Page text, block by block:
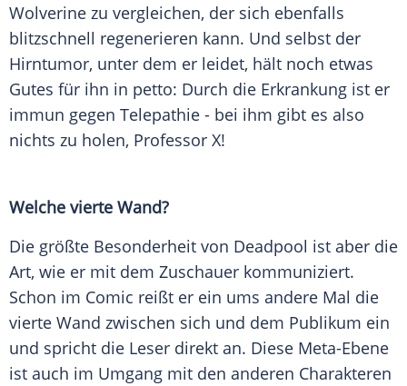
Wolverine zu vergleichen, der sich ebenfalls
blitzschnell regenerieren kann. Und selbst der
Hirntumor, unter dem er leidet, hält noch etwas
Gutes für ihn in petto: Durch die Erkrankung ist er
immun gegen Telepathie - bei ihm gibt es also
nichts zu holen, Professor X!
Welche vierte Wand?
Die größte Besonderheit von Deadpool ist aber die
Art, wie er mit dem Zuschauer kommuniziert.
Schon im Comic reißt er ein ums andere Mal die
vierte Wand zwischen sich und dem Publikum ein
und spricht die Leser direkt an. Diese Meta-Ebene
ist auch im Umgang mit den anderen Charakteren